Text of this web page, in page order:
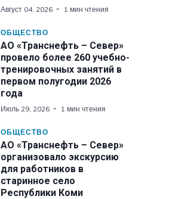
Август 04, 2026 1 мин чтения
ОБЩЕСТВО
АО «Транснефть – Север»
провело более 260 учебно-
тренировочных занятий в
первом полугодии 2026
года
Июль 29, 2026 1 мин чтения
ОБЩЕСТВО
АО «Транснефть – Север»
организовало экскурсию
для работников в
старинное село
Республики Коми